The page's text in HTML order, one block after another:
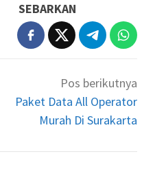
SEBARKAN
Pos berikutnya
Paket Data All Operator
Murah Di Surakarta